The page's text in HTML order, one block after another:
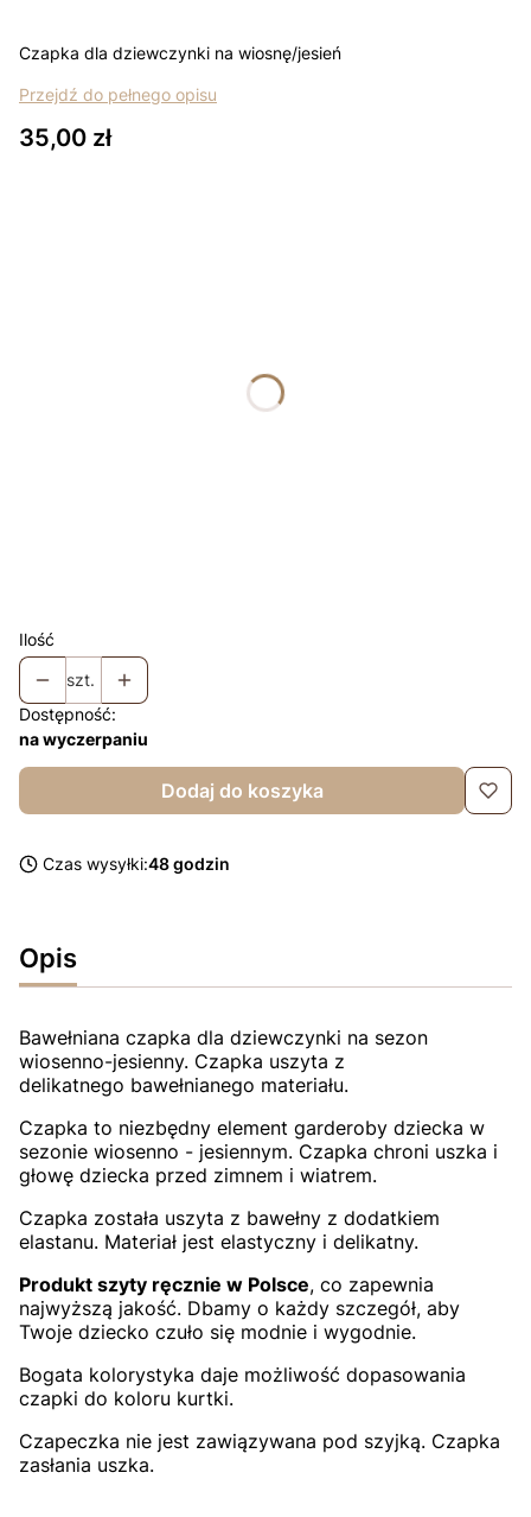
Czapka dla dziewczynki na wiosnę/jesień
Przejdź do pełnego opisu
Cena
35,00 zł
Ilość
szt.
Dostępność:
na wyczerpaniu
Dodaj do koszyka
Czas wysyłki:48 godzin
Opis
Bawełniana czapka dla dziewczynki na sezon
wiosenno-jesienny. Czapka uszyta z
delikatnego bawełnianego materiału.
Czapka to niezbędny element garderoby dziecka w
sezonie wiosenno - jesiennym. Czapka chroni uszka i
głowę dziecka przed zimnem i wiatrem.
Czapka została uszyta z bawełny z dodatkiem
elastanu. Materiał jest elastyczny i delikatny.
Produkt szyty ręcznie w Polsce, co zapewnia
najwyższą jakość. Dbamy o każdy szczegół, aby
Twoje dziecko czuło się modnie i wygodnie.
Bogata kolorystyka daje możliwość dopasowania
czapki do koloru kurtki.
Czapeczka nie jest zawiązywana pod szyjką. Czapka
zasłania uszka.